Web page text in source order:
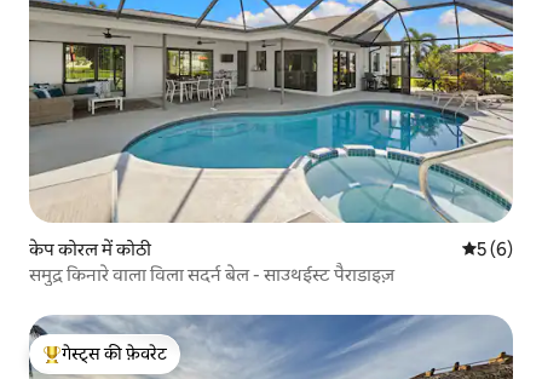
केप कोरल में कोठी औसत रेटिंग
5 (6)
समुद्र किनारे वाला विला सदर्न बेल - साउथईस्ट पैराडाइज़
गेस्ट्स का टॉप फ़ेवरेट
गेस्ट्स की फ़ेवरेट